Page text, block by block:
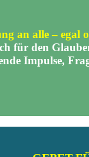
an alle – egal
für den
Impulse,